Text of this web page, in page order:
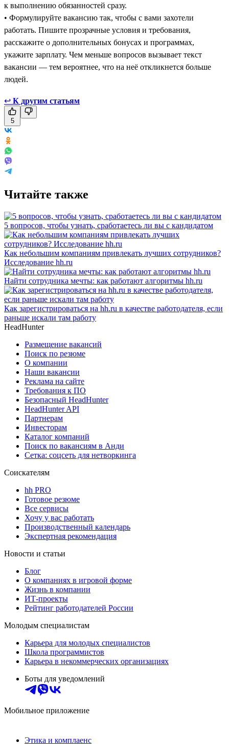
к выполнению обязанностей сразу.
• Формулируйте вакансию так, чтобы с вами захотели
работать. Пишите прозрачные условия и требования,
расскажите о дополнительных бонусах и программах,
укажите зарплату. Чем меньше вопросов вызывает текст
вакансии — тем вероятнее, что на неё откликнется больше
людей.
↩ К другим статьям
5
Читайте также
5 вопросов, чтобы узнать, сработаетесь ли вы с кандидатом
Как небольшим компаниям привлекать лучших сотрудников?
Исследование hh.ru
Найти сотрудника мечты: как работают алгоритмы hh.ru
Как зарегистрироваться на hh.ru в качестве работодателя, если
раньше искали там работу
HeadHunter
Размещение вакансий
Поиск по резюме
О компании
Наши вакансии
Реклама на сайте
Требования к ПО
Безопасный HeadHunter
HeadHunter API
Партнерам
Инвесторам
Каталог компаний
Поиск по вакансиям в Анди
Сетка: соцсеть для нетворкинга
Соискателям
hh PRO
Готовое резюме
Все сервисы
Хочу у вас работать
Производственный календарь
Экспертная рекомендация
Новости и статьи
Блог
О компаниях в игровой форме
Жизнь в компании
ИТ-проекты
Рейтинг работодателей России
Молодым специалистам
Карьера для молодых специалистов
Школа программистов
Карьера в некоммерческих организациях
Боты для уведомлений
Мобильное приложение
Этика и комплаенс